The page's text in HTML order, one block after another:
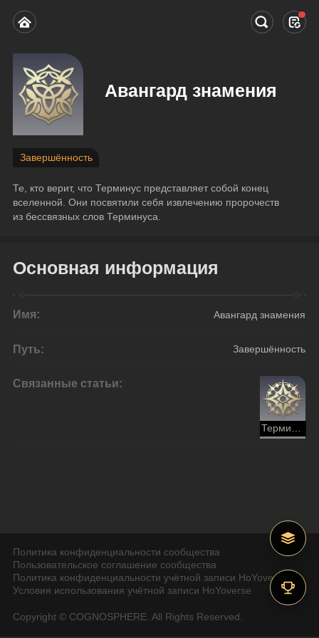
Авангард знамения
Завершённость
Те, кто верит, что Терминус представляет собой конец
вселенной. Они посвятили себя извлечению пророчеств
из бессвязных слов Терминуса.
Основная информация
Имя: Авангард знамения
Путь: Завершённость
Связанные статьи:
Терминус
Политика конфиденциальности сообщества
Пользовательское соглашение сообщества
Политика конфиденциальности учётной записи HoYoverse
Условия использования учётной записи HoYoverse
Copyright © COGNOSPHERE. All Rights Reserved.